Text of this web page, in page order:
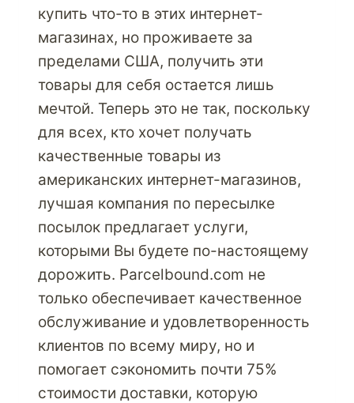
купить что-то в этих интернет-
магазинах, но проживаете за
пределами США, получить эти
товары для себя остается лишь
мечтой. Теперь это не так, поскольку
для всех, кто хочет получать
качественные товары из
американских интернет-магазинов,
лучшая компания по пересылке
посылок предлагает услуги,
которыми Вы будете по-настоящему
дорожить. Parcelbound.com не
только обеспечивает качественное
обслуживание и удовлетворенность
клиентов по всему миру, но и
помогает сэкономить почти 75%
стоимости доставки, которую